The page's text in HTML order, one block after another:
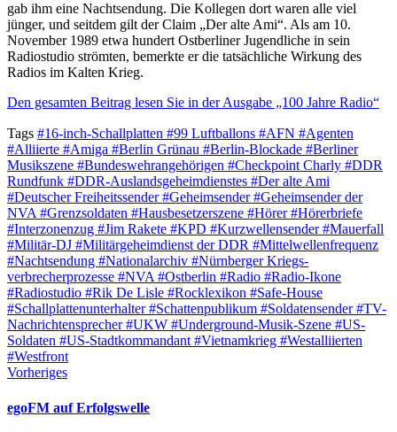
gab ihm eine Nachtsendung. Die Kollegen dort waren alle viel
jünger, und seitdem gilt der Claim „Der alte Ami“. Als am 10.
November 1989 etwa hundert Ostberliner Jugendliche in sein
Radiostudio strömten, bemerkte er die tatsächliche Wirkung des
Radios im Kalten Krieg.
Den gesamten Beitrag lesen Sie in der Ausgabe „100 Jahre Radio“
Tags #16-inch-Schallplatten #99 Luftballons #AFN #Agenten
#Alliierte #Amiga #Berlin Grünau #Berlin-Blockade #Berliner
Musikszene #Bundeswehrangehörigen #Checkpoint Charly #DDR
Rundfunk #DDR-Auslandsgeheimdienstes #Der alte Ami
#Deutscher Freiheitssender#Geheimsender#Geheimsender der
NVA #Grenzsoldaten #Hausbesetzerszene #Hörer#Hörerbriefe
#Interzonenzug #Jim Rakete #KPD #Kurzwellensender#Mauerfall
#Militär-DJ #Militärgeheimdienst der DDR #Mittelwellenfrequenz
#Nachtsendung #Nationalarchiv #Nürnberger Kriegs-
verbrecherprozesse #NVA #Ostberlin #Radio #Radio-Ikone
#Radiostudio #Rik De Lisle #Rocklexikon #Safe-House
#Schallplattenunterhalter#Schattenpublikum #Soldatensender#TV-
Nachrichtensprecher#UKW #Underground-Musik-Szene #US-
Soldaten #US-Stadtkommandant #Vietnamkrieg #Westalliierten
#Westfront
Vorheriges
egoFM auf Erfolgswelle